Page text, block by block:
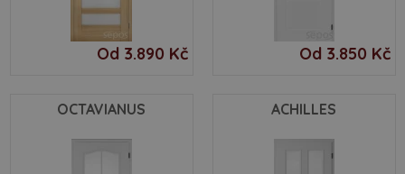
Od 3.890 Kč Od 3.850 Kč
OCTAVIANUS ACHILLES